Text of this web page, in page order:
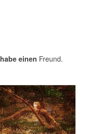
habe einen Freund.